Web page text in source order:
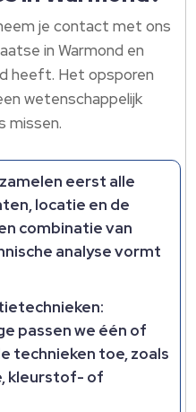
je contact met ons
in Warmond en
heeft.​ Het opsporen
wetenschappelijk
missen.​
eerst alle
locatie en de
combinatie van
analyse vormt
passen we één of
technieken toe, zoals
kleurstof- of